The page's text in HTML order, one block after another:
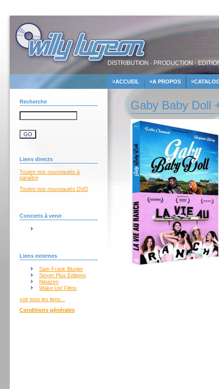
DISTRIBUTION · PRODUCTION ·
ACCUEIL A PROPOS
Recherche
Liens directs
Toutes nos nouveautés à
paraître
Toutes nos nouveautés DVD
Concerts à venir
Liens externes
Sam Frank Blunier
Seven Plus Editions
Nipazen
Wake Up! Films
voir tous les liens...
Conditions générales
Gaby Baby Doll